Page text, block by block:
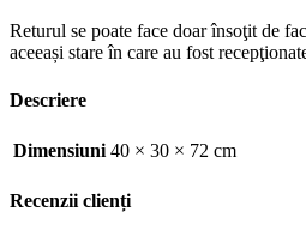
Returul se poate face doar însoţit de
aceeași stare în care au fost
Descriere
Dimensiuni 40 × 30 × 72 cm
Recenzii clienți